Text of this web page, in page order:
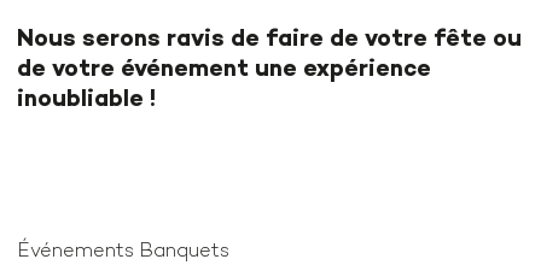
Nous serons ravis de faire de votre fête ou
de votre événement une expérience
inoubliable !
Événements Banquets